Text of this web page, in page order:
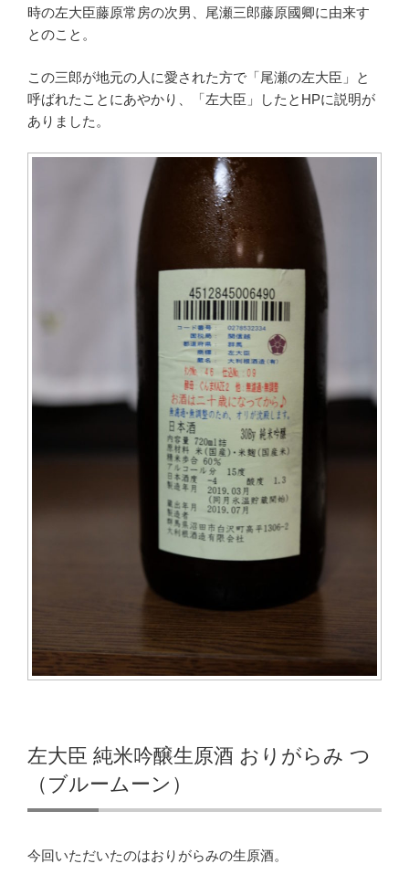
時の左大臣藤原常房の次男、尾瀬三郎藤原國卿に由来す
とのこと。
この三郎が地元の人に愛された方で「尾瀬の左大臣」と
呼ばれたことにあやかり、「左大臣」したとHPに説明が
ありました。
左大臣 純米吟醸生原酒 おりがらみ つ
（ブルームーン）
今回いただいたのはおりがらみの生原酒。